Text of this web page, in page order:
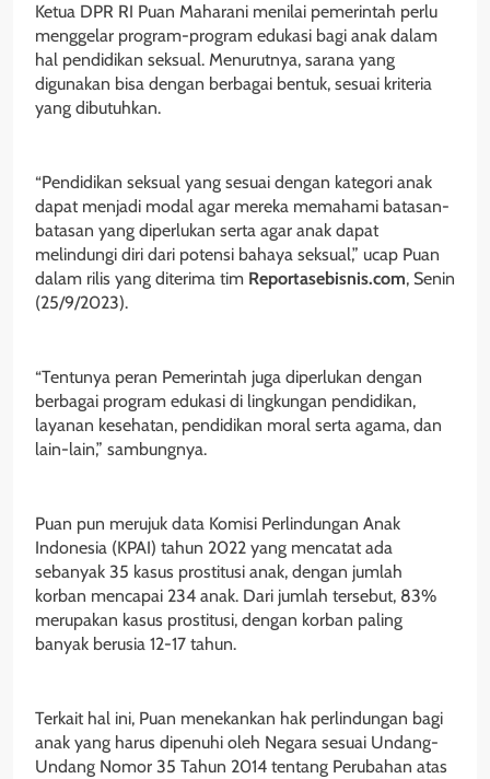
Ketua DPR RI Puan Maharani menilai pemerintah perlu
menggelar program-program edukasi bagi anak dalam
hal pendidikan seksual. Menurutnya, sarana yang
digunakan bisa dengan berbagai bentuk, sesuai kriteria
yang dibutuhkan.
“Pendidikan seksual yang sesuai dengan kategori anak
dapat menjadi modal agar mereka memahami batasan-
batasan yang diperlukan serta agar anak dapat
melindungi diri dari potensi bahaya seksual,” ucap Puan
dalam rilis yang diterima tim Reportasebisnis.com, Senin
(25/9/2023).
“Tentunya peran Pemerintah juga diperlukan dengan
berbagai program edukasi di lingkungan pendidikan,
layanan kesehatan, pendidikan moral serta agama, dan
lain-lain,” sambungnya.
Puan pun merujuk data Komisi Perlindungan Anak
Indonesia (KPAI) tahun 2022 yang mencatat ada
sebanyak 35 kasus prostitusi anak, dengan jumlah
korban mencapai 234 anak. Dari jumlah tersebut, 83%
merupakan kasus prostitusi, dengan korban paling
banyak berusia 12-17 tahun.
Terkait hal ini, Puan menekankan hak perlindungan bagi
anak yang harus dipenuhi oleh Negara sesuai Undang-
Undang Nomor 35 Tahun 2014 tentang Perubahan atas